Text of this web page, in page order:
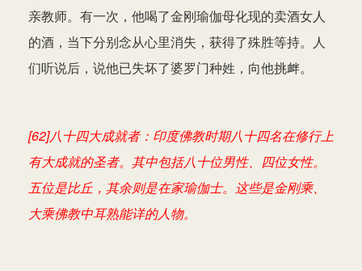
亲教师。有一次，他喝了金刚瑜伽母化现的卖酒女人
的酒，当下分别念从心里消失，获得了殊胜等持。人
们听说后，说他已失坏了婆罗门种姓，向他挑衅。
[62]八十四大成就者：印度佛教时期八十四名在修行上
有大成就的圣者。其中包括八十位男性、四位女性。
五位是比丘，其余则是在家瑜伽士。这些是金刚乘、
大乘佛教中耳熟能详的人物。